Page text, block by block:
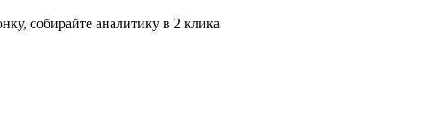
собирайте аналитику в 2 клика